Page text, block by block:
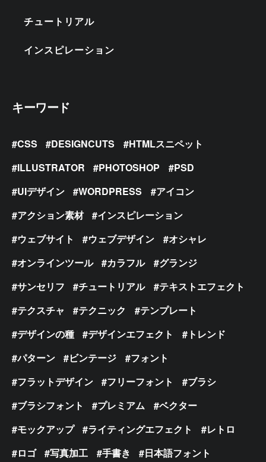
チュートリアル
インスピレーション
キーワード
CSS DESIGNCUTS
HTMLスニペット
ILLUSTRATOR
PHOTOSHOP
PSD
UIデザイン
WORDPRESS
アイコン
アクション素材
インスピレーション
ウェブサイト
ウェブデザイン
オシャレ
オンラインツール
カラフル
グランジ
サンセリフ
チュートリアル
テキストエフェクト
テクスチャ
テクニック
テンプレート
デザインの種
デザインエフェクト
トレンド
パターン
ビンテージ
フォント
フラットデザイン
フリーフォント
ブラシ
ブラシフォント
プレミアム
ベクター
モックアップ
ライティングエフェクト
レトロ
ロゴ
写真加工 手書き 日本語フォント